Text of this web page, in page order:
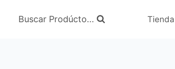
Buscar Prodúcto... Tienda